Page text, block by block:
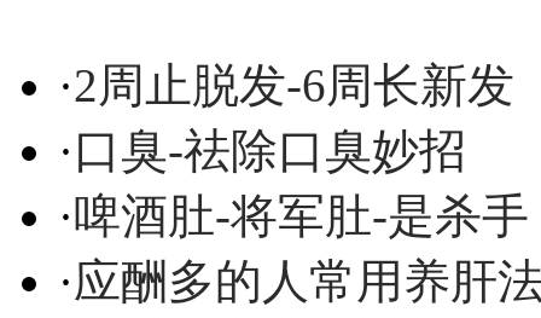
·2周止脱发-6周长新发
·口臭-祛除口臭妙招
·啤酒肚-将军肚-是杀手
·应酬多的人常用养肝